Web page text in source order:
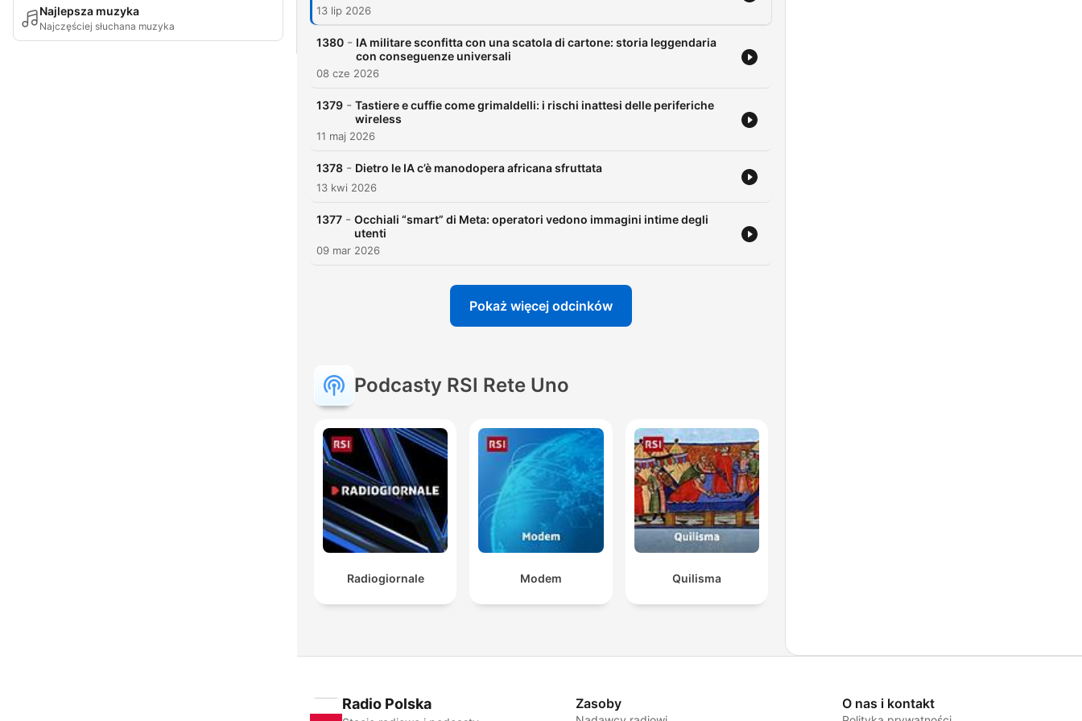
Najlepsza muzyka
Najczęściej słuchana muzyka
13 lip 2026
1380 - IA militare sconfitta con una scatola di cartone: storia leggendaria
con conseguenze universali
08 cze 2026
1379 - Tastiere e cuffie come grimaldelli: i rischi inattesi delle periferiche
wireless
11 maj 2026
1378 - Dietro le IA c’è manodopera africana sfruttata
13 kwi 2026
1377 - Occhiali “smart” di Meta: operatori vedono immagini intime degli
utenti
09 mar 2026
Pokaż więcej odcinków
Podcasty RSI Rete Uno
Radiogiornale Modem Quilisma
Radio Polska Zasoby O nas i kontakt